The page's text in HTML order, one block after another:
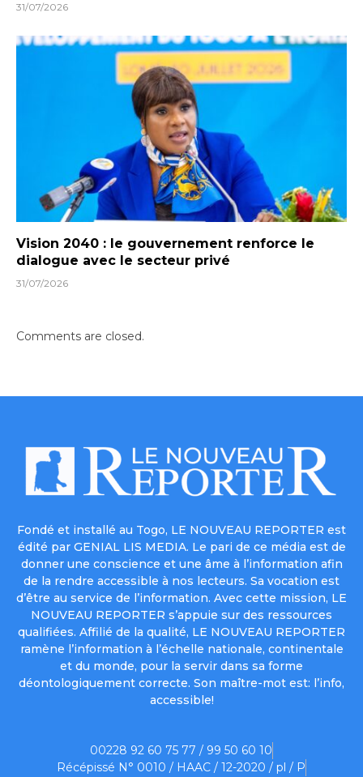
31/07/2026
Vision 2040 : le gouvernement renforce le
dialogue avec le secteur privé
31/07/2026
Comments are closed.
Fondé et installé au Togo, LE NOUVEAU REPORTER est
édité par GENIAL LIS MEDIA. Le pari de ce média est de
donner une conscience et une âme à l’information afin
de la rendre accessible à nos lecteurs. Sa vocation est
d’être au service de l’information. Avec cette mission, LE
NOUVEAU REPORTER s’appuie sur des ressources
qualifiées. Affilié de la qualité, LE NOUVEAU REPORTER
ramène l’information à l’échelle nationale, continentale
et du monde, pour la servir dans sa forme
déontologiquement correcte. Son maître-mot est: l’info,
accessible!
00228 92 60 75 77 / 99 50 60 10
Récépissé N° 0010 / HAAC / 12-2020 / pl / P